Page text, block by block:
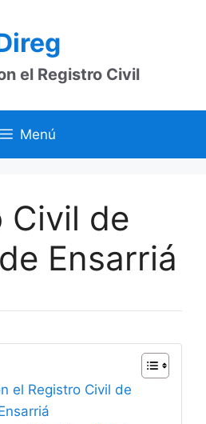
el Registro Civil
Menú
Civil de
Ensarriá
el Registro Civil de